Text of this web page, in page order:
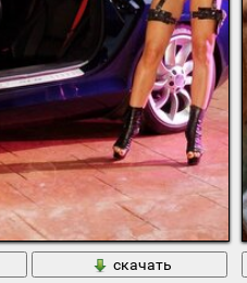
скачать